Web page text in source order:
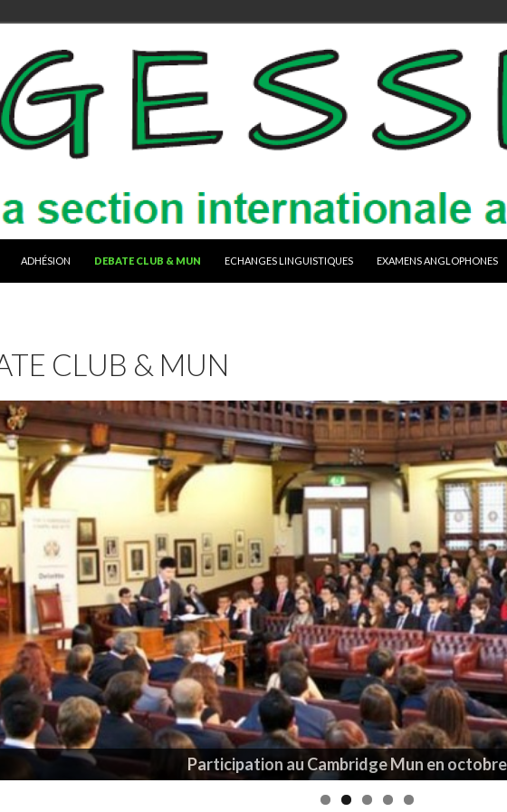
ADHÉSION DEBATE CLUB & MUN ECHANGES LINGUISTIQUES EXAMENS ANGLOPHONES
CLUB & MUN
Participation au Cambridge Mun en